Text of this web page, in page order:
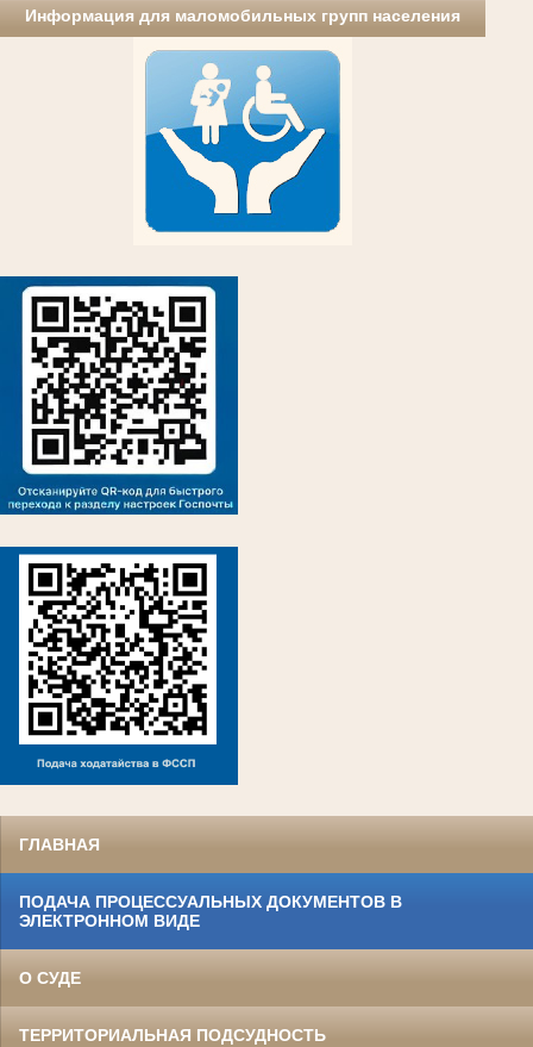
Информация для маломобильных групп населения
ГЛАВНАЯ
ПОДАЧА ПРОЦЕССУАЛЬНЫХ ДОКУМЕНТОВ В
ЭЛЕКТРОННОМ ВИДЕ
О СУДЕ
ТЕРРИТОРИАЛЬНАЯ ПОДСУДНОСТЬ